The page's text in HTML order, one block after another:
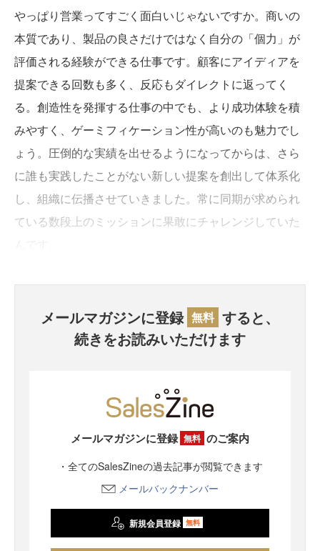
やっぱり営業ってすごく面白いじゃないですか。商いの
本質であり、製品の良さだけではなく自分の「個力」が
評価される経験ができる仕事です。顧客にアイディアを
提案できる回数も多く、反応もダイレクトに返ってく
る。創造性を発揮する仕事の中でも、より成功体験を積
みやすく、ゲーミフィケーション性が高いのも魅力でし
ょう。圧倒的な実績を出せるようになってからは、さら
に誰も実践したことがない新しい提案を創出して体系化
し、組織に伝播させていきました。常に同期が求められ
ている数段上のミッションに果敢にチャレンジしていた
メールマガジンに登録 無料 すると、
続きをお読みいただけます
メールマガジンに登録 無料 のご案内
・全てのSalesZineの過去記事が閲覧できます
メールバックナンバー
新規会員登録 無料